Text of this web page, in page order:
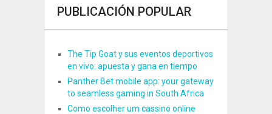
PUBLICACIÓN POPULAR
The Tip Goat y sus eventos deportivos
en vivo: apuesta y gana en tiempo
Panther Bet mobile app: your gateway
to seamless gaming in South Africa
Como escolher um cassino online